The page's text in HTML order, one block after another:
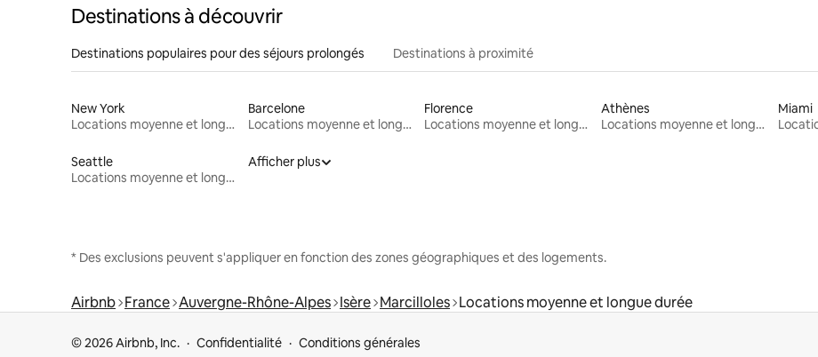
Destinations à découvrir
Destinations populaires pour des séjours prolongés Destinations à proximité
New York
Locations moyenne et longue durée
Barcelone
Locations moyenne et longue durée
Florence
Locations moyenne et longue durée
Athènes
Locations moyenne et longue durée
Miami
Seattle
Locations moyenne et longue durée
Afficher plus
* Des exclusions peuvent s'appliquer en fonction des zones géographiques et des logements.
Airbnb France Auvergne-Rhône-Alpes Isère Marcilloles Locations moyenne et longue durée
© 2026 Airbnb, Inc. Confidentialité Conditions générales